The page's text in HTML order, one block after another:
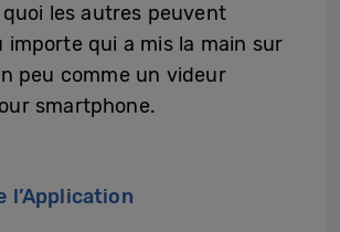
les autres peuvent
importe qui a mis la main sur
peu comme un videur
smartphone.
l’Application